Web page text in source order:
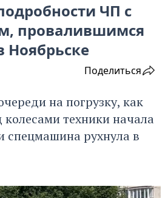
ЧП с
провалившимся
Ноябрьске
Поделиться
на погрузку, как
колесами техники начала
спецмашина рухнула в